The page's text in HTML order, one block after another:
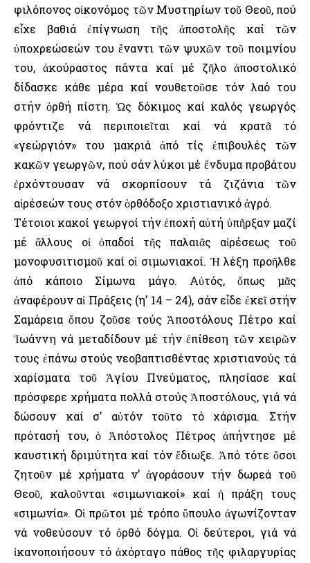
φιλόπονος οἰκονόμος τῶν Μυστηρίων τοῦ Θεοῦ, πού
εἶχε βαθιά ἐπίγνωση τῆς ἀποστολῆς καί τῶν
ὑποχρεώσεών του ἔναντι τῶν ψυχῶν τοῦ ποιμνίου
του, ἀκούραστος πάντα καί μέ ζῆλο ἀποστολικό
δίδασκε κάθε μέρα καί νουθετοῦσε τόν λαό του
στήν ὀρθή πίστη. Ὡς δόκιμος καί καλός γεωργός
φρόντιζε νά περιποιεῖται καί νά κρατᾶ τό
«γεώργιόν» του μακριά ἀπό τίς ἐπιβουλές τῶν
κακῶν γεωργῶν, πού σάν λύκοι μέ ἔνδυμα προβάτου
ἐρχόντουσαν νά σκορπίσουν τά ζιζάνια τῶν
αἱρέσεών τους στόν ὀρθόδοξο χριστιανικό ἀγρό.
Τέτοιοι κακοί γεωργοί τήν ἐποχή αὐτή ὑπῆρξαν μαζί
μέ ἄλλους οἱ ὀπαδοί τῆς παλαιᾶς αἱρέσεως τοῦ
μονοφυσιτισμοῦ καί οἱ σιμωνιακοί. Ἡ λέξη προῆλθε
ἀπό κάποιο Σίμωνα μάγο. Αὐτός, ὅπως μᾶς
ἀναφέρουν αἱ Πράξεις (η’ 14 – 24), σάν εἶδε ἐκεῖ στήν
Σαμάρεια ὅπου ζοῦσε τούς Ἀποστόλους Πέτρο καί
Ἰωάννη νά μεταδίδουν μέ τήν ἐπίθεση τῶν χειρῶν
τους ἐπάνω στούς νεοβαπτισθέντας χριστιανούς τά
χαρίσματα τοῦ Ἁγίου Πνεύματος, πλησίασε καί
πρόσφερε χρήματα πολλά στούς Ἀποστόλους, γιά νά
δώσουν καί σ’ αὐτόν τοῦτο τό χάρισμα. Στήν
πρότασή του, ὁ Ἀπόστολος Πέτρος ἀπήντησε μέ
καυστική δριμύτητα καί τόν ἔδιωξε. Ἀπό τότε ὅσοι
ζητοῦν μέ χρήματα ν’ ἀγοράσουν τήν δωρεά τοῦ
Θεοῦ, καλοῦνται «σιμωνιακοί» καί ἡ πράξη τους
«σιμωνία». Οἱ πρῶτοι μέ τρόπο ὕπουλο ἀγωνίζονταν
νά νοθεύσουν τό ὀρθό δόγμα. Οἱ δεύτεροι, γιά νά
ἱκανοποιήσουν τό ἀχόρταγο πάθος τῆς φιλαργυρίας